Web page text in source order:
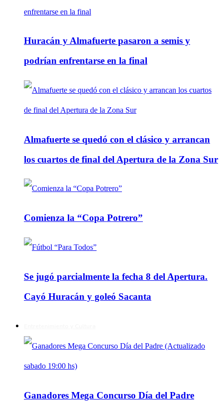
Huracán y Almafuerte pasaron a semis y
podrían enfrentarse en la final
Almafuerte se quedó con el clásico y arrancan
los cuartos de final del Apertura de la Zona Sur
Comienza la “Copa Potrero”
Se jugó parcialmente la fecha 8 del Apertura.
Cayó Huracán y goleó Sacanta
Ganadores Mega Concurso Día del Padre